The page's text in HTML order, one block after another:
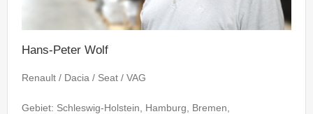
Hans-Peter Wolf
Renault / Dacia / Seat / VAG
Gebiet: Schleswig-Holstein, Hamburg, Bremen,